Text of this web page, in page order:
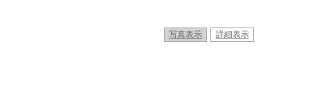
写真表示 詳細表示